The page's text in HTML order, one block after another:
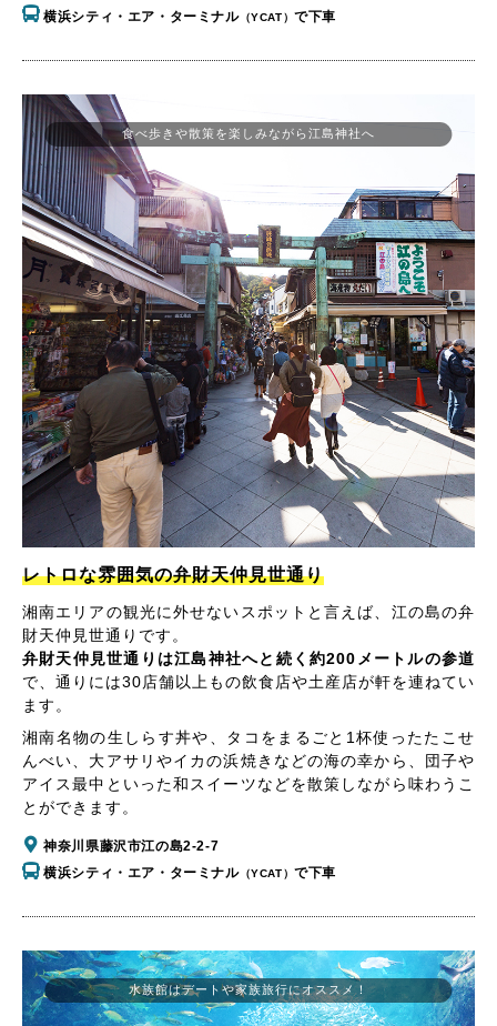
横浜シティ・エア・ターミナル（YCAT）で下車
食べ歩きや散策を楽しみながら江島神社へ
レトロな雰囲気の弁財天仲見世通り
湘南エリアの観光に外せないスポットと言えば、江の島の弁
財天仲見世通りです。
弁財天仲見世通りは江島神社へと続く約200メートルの参道
で、通りには30店舗以上もの飲食店や土産店が軒を連ねてい
ます。
湘南名物の生しらす丼や、タコをまるごと1杯使ったたこせ
んべい、大アサリやイカの浜焼きなどの海の幸から、団子や
アイス最中といった和スイーツなどを散策しながら味わうこ
とができます。
神奈川県藤沢市江の島2-2-7
横浜シティ・エア・ターミナル（YCAT）で下車
水族館はデートや家族旅行にオススメ！